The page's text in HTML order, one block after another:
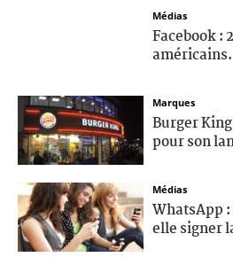
Médias
Facebook :
Marques
Burger
pour son
Médias
WhatsApp
elle signer